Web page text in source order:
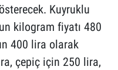
Kuyruklu
kilogram fiyatı 480
400 lira olarak
çepiç için 250 lira,